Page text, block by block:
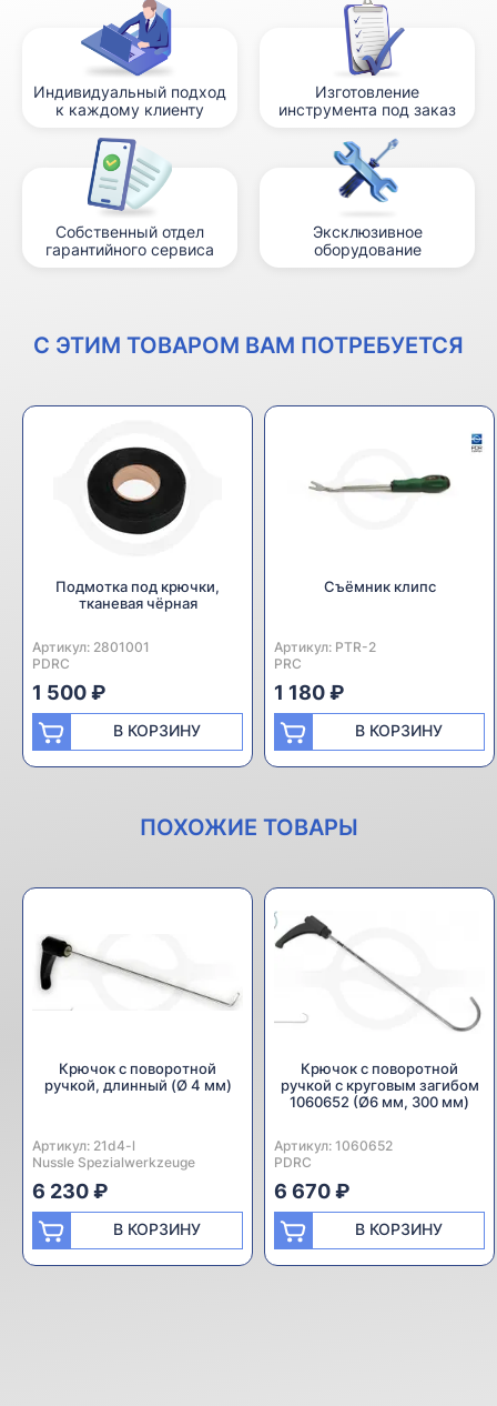
Индивидуальный подход
к каждому клиенту
Изготовление
инструмента под заказ
Собственный отдел
гарантийного сервиса
Эксклюзивное
оборудование
С ЭТИМ ТОВАРОМ ВАМ ПОТРЕБУЕТСЯ
Подмотка под крючки,
тканевая чёрная
Артикул: 2801001
Производитель:
PDRC
1 500 ₽
В КОРЗИНУ
Съёмник клипс
Артикул: PTR-2
Производитель:
PRC
1 180 ₽
В КОРЗИНУ
ПОХОЖИЕ ТОВАРЫ
Крючок с поворотной
ручкой, длинный (Ø 4 мм)
Артикул: 21d4-l
Производитель:
Nussle Spezialwerkzeuge
6 230 ₽
В КОРЗИНУ
Крючок с поворотной
ручкой с круговым загибом
1060652 (Ø6 мм, 300 мм)
Артикул: 1060652
Производитель:
PDRC
6 670 ₽
В КОРЗИНУ